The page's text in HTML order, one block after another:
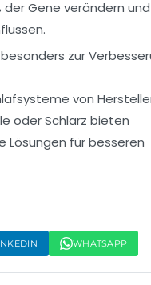
der Gene verändern
zur
von
oder Schlarz bieten
Lösungen für besseren
WHATSAPP